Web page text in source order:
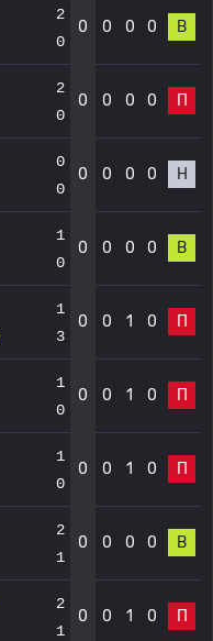
2
0
0 0 0 0 В
2
0
0 0 0 0 П
0
0
0 0 0 0 Н
1
0
0 0 0 0 В
1
3
0 0 1 0 П
1
0
0 0 1 0 П
1
0
0 0 1 0 П
2
1
0 0 0 0 В
2
1
0 0 1 0 П